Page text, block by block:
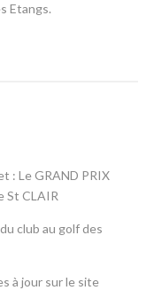
Etangs.
: Le GRAND PRIX
St CLAIR
club au golf des
à jour sur le site